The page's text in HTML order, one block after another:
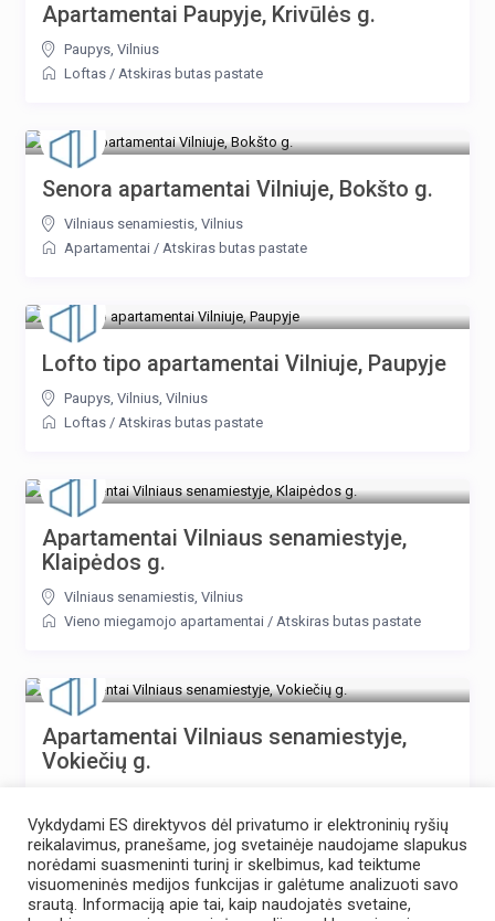
Apartamentai Paupyje, Krivūlės g.
Paupys,Vilnius
Loftas /Atskiras butas pastate
Senora apartamentai Vilniuje, Bokšto g.
Vilniaus senamiestis,Vilnius
Apartamentai /Atskiras butas pastate
Lofto tipo apartamentai Vilniuje, Paupyje
Paupys, Vilnius,Vilnius
Loftas /Atskiras butas pastate
Apartamentai Vilniaus senamiestyje,
Klaipėdos g.
Vilniaus senamiestis,Vilnius
Vieno miegamojo apartamentai /Atskiras butas pastate
Apartamentai Vilniaus senamiestyje,
Vokiečių g.
Vieno miegamojo apartamentai/Atskiras butas pastate
1 2 3 4
Vykdydami ES direktyvos dėl privatumo ir elektroninių ryšių
reikalavimus, pranešame, jog svetainėje naudojame slapukus
norėdami suasmeninti turinį ir skelbimus, kad teiktume
visuomeninės medijos funkcijas ir galėtume analizuoti savo
srautą. Informaciją apie tai, kaip naudojatės svetaine,